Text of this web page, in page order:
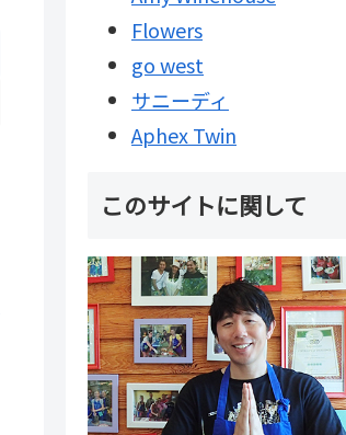
Flowers
go west
サニーディ
Aphex Twin
このサイトに関して